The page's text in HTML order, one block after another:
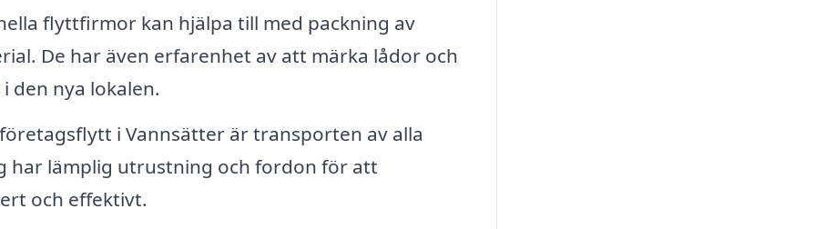
flyttfirmor kan hjälpa till med packning av
De har även erfarenhet av att märka lådor och
den nya lokalen.
i Vannsätter är transporten av alla
har lämplig utrustning och fordon för att
och effektivt.